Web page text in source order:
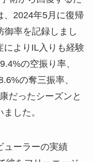
、2024年5月に復帰
御率を記録しまし
によりIL入りも経験
の空振り率、
の奪三振率、
だったシーズンと
した。
ューラーの実績